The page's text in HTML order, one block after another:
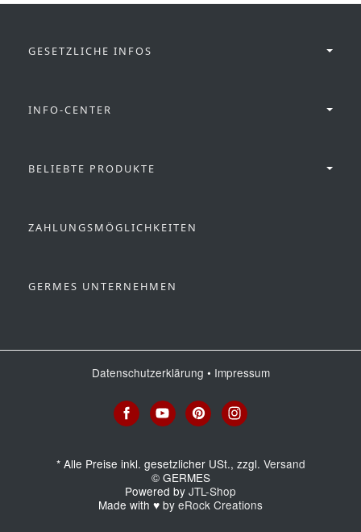
GESETZLICHE INFOS
INFO-CENTER
BELIEBTE PRODUKTE
ZAHLUNGSMÖGLICHKEITEN
GERMES UNTERNEHMEN
Datenschutzerklärung • Impressum
*Alle Preise inkl. gesetzlicher USt., zzgl. Versand
© GERMES
Powered by JTL-Shop
Made with ♥ by eRock Creations